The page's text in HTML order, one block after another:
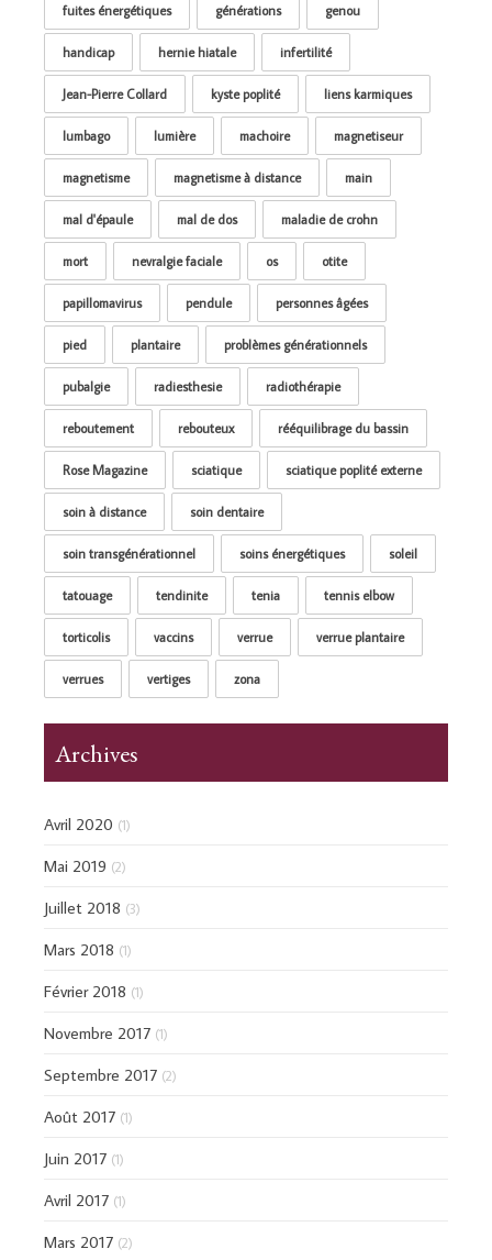
fuites énergétiques générations genou
handicap hernie hiatale infertilité
Jean-Pierre Collard kyste poplité liens karmiques
lumbago lumière machoire magnetiseur
magnetisme magnetisme à distance main
mal d'épaule mal de dos maladie de crohn
mort nevralgie faciale os otite
papillomavirus pendule personnes âgées
pied plantaire problèmes générationnels
pubalgie radiesthesie radiothérapie
reboutement rebouteux rééquilibrage du bassin
Rose Magazine sciatique sciatique poplité externe
soin à distance soin dentaire
soin transgénérationnel soins énergétiques soleil
tatouage tendinite tenia tennis elbow
torticolis vaccins verrue verrue plantaire
verrues vertiges zona
Archives
Avril 2020 (1)
Mai 2019 (2)
Juillet 2018 (3)
Mars 2018 (1)
Février 2018 (1)
Novembre 2017 (1)
Septembre 2017 (2)
Août 2017 (1)
Juin 2017 (1)
Avril 2017 (1)
Mars 2017 (2)